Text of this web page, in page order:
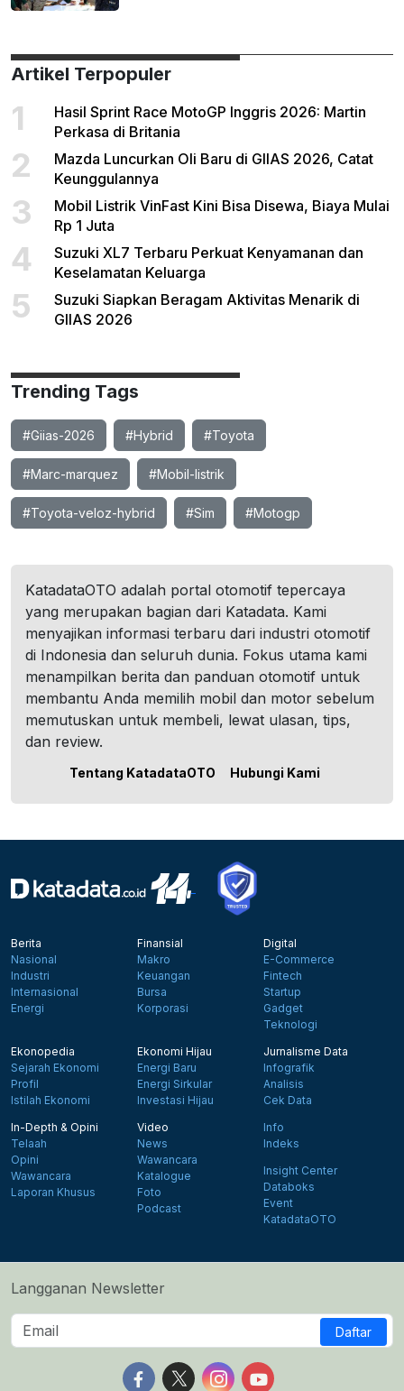
Artikel Terpopuler
1
Hasil Sprint Race MotoGP Inggris 2026: Martin
Perkasa di Britania
2
Mazda Luncurkan Oli Baru di GIIAS 2026, Catat
Keunggulannya
3
Mobil Listrik VinFast Kini Bisa Disewa, Biaya Mulai
Rp 1 Juta
4
Suzuki XL7 Terbaru Perkuat Kenyamanan dan
Keselamatan Keluarga
5
Suzuki Siapkan Beragam Aktivitas Menarik di
GIIAS 2026
Trending Tags
#Giias-2026 #Hybrid #Toyota
#Marc-marquez #Mobil-listrik
#Toyota-veloz-hybrid #Sim #Motogp
KatadataOTO adalah portal otomotif tepercaya
yang merupakan bagian dari Katadata. Kami
menyajikan informasi terbaru dari industri otomotif
di Indonesia dan seluruh dunia. Fokus utama kami
menampilkan berita dan panduan otomotif untuk
membantu Anda memilih mobil dan motor sebelum
memutuskan untuk membeli, lewat ulasan, tips,
dan review.
Tentang KatadataOTO Hubungi Kami
Berita
Nasional
Industri
Internasional
Energi
Finansial
Makro
Keuangan
Bursa
Korporasi
Digital
E-Commerce
Fintech
Startup
Gadget
Teknologi
Ekonopedia
Sejarah Ekonomi
Profil
Istilah Ekonomi
Ekonomi Hijau
Energi Baru
Energi Sirkular
Investasi Hijau
Jurnalisme Data
Infografik
Analisis
Cek Data
In-Depth & Opini
Telaah
Opini
Wawancara
Laporan Khusus
Video
News
Wawancara
Katalogue
Foto
Podcast
Info
Indeks
Insight Center
Databoks
Event
KatadataOTO
Langganan Newsletter
Daftar
Follow us on Facebook
Follow us on X
Follow us on Instagram
Follow us on